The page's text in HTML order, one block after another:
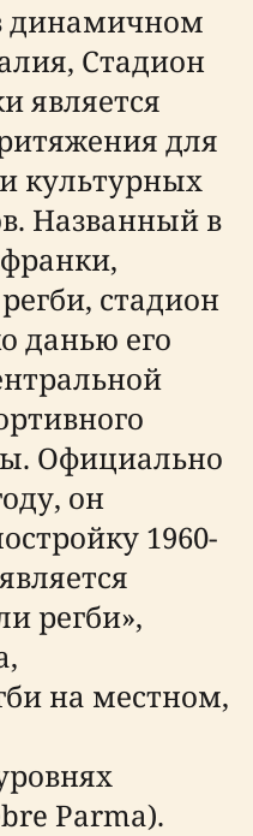
динамичном
Стадион
является
для
культурных
Названный в
стадион
данью его
Официально
он
1960-
регби»,
на местном,
Parma).